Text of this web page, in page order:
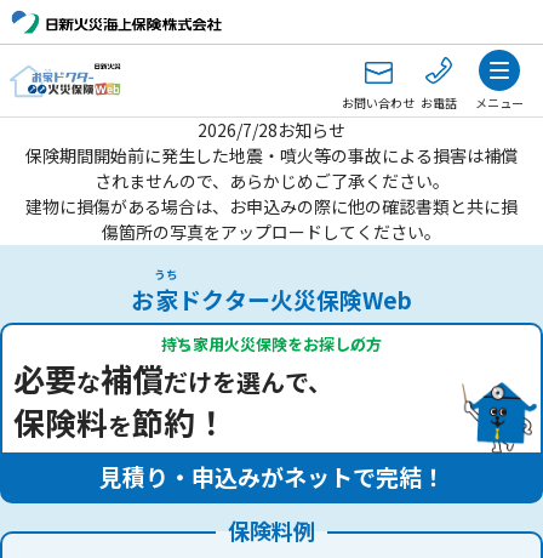
お問い合わせ お電話 メニュー
2026/7/28お知らせ
保険期間開始前に発生した地震・噴火等の事故による損害は補償
されませんので、あらかじめご了承ください。
建物に損傷がある場合は、お申込みの際に他の確認書類と共に損
傷箇所の写真をアップロードしてください。
お家
うち
ドクター火災保険Web
持ち家用火災保険をお探しの方
必要な補償だけを選んで、
保険料を節約！
見積り・申込みがネットで完結！
保険料例